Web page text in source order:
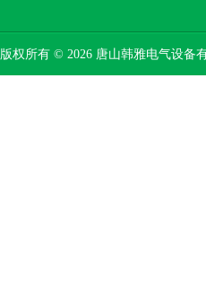
版权所有 © 2026 唐山韩雅电气设备